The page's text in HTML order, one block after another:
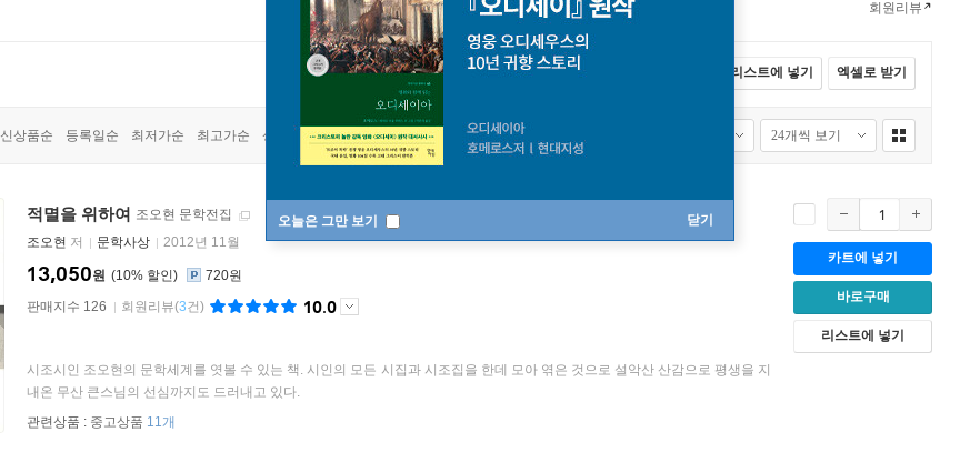
오늘은 그만 보기 닫기
회원리뷰
전체선택 카트에 넣기 리스트에 넣기 엑셀로 받기
신상품순 등록일순 최저가순 최고가순 상품명순
적멸을 위하여 조오현 문학전집
조오현 저 문학사상 2012년 11월
10%
13,050원
720원
판매지수 126
회원리뷰(3건) 10.0
시조시인 조오현의 문학세계를 엿볼 수 있는 책. 시인의 모든 시집과 시조집을 한데 모아 엮은 것으로 설악산 산감으로 평생을 지
내온 무산 큰스님의 선심까지도 드러내고 있다.
관련상품 : 중고상품 11개
카트에 넣기
바로구매
리스트에 넣기